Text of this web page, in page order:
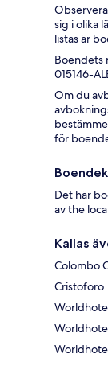
sig i olika
listas är
Boendets
015146-
Om du
för
Det här
av the
Kallas
Colombo
Cristoforo